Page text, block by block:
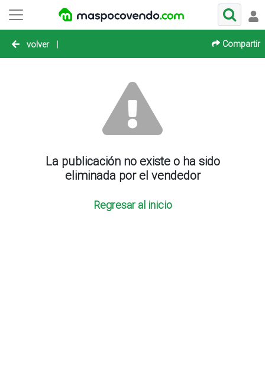
volver | Compartir
La publicación no existe o ha sido
eliminada por el vendedor
Regresar al inicio